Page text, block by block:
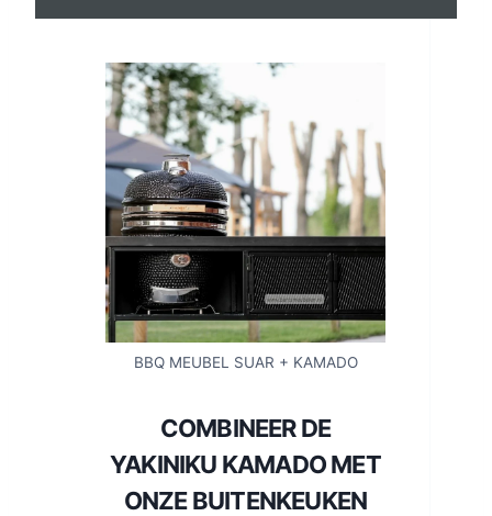
BBQ MEUBEL SUAR + KAMADO
COMBINEER DE
YAKINIKU KAMADO MET
ONZE BUITENKEUKEN